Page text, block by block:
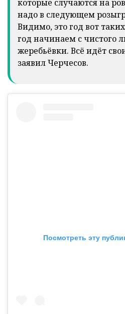
которые случаются на
надо в следующем
Видимо, это год вот
год начинаем с чистого
жеребьёвки. Всё идёт
заявил Черчесов.
Посмотреть эту